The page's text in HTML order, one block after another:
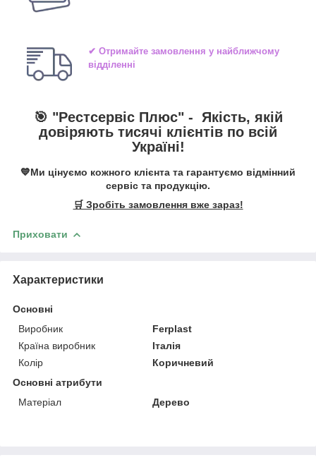
✔ Отримайте замовлення у найближчому
відділенні
🎯 "Рестсервіс Плюс" - Якість, якій
довіряють тисячі клієнтів по всій
Україні!
💙Ми цінуємо кожного клієнта та гарантуємо відмінний
сервіс та продукцію.
🛒 Зробіть замовлення вже зараз!
Приховати
Характеристики
Основні
Виробник
Ferplast
Країна виробник
Італія
Колір
Коричневий
Основні атрибути
Матеріал
Дерево